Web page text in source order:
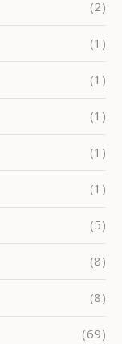
(2)
(1)
(1)
(1)
(1)
(1)
(5)
(8)
(8)
(69)